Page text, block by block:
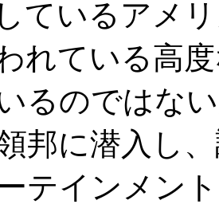
ているアメ
れている高
るのではな
邦に潜入し
テインメン